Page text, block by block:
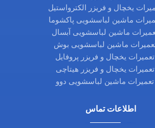
یخچال و فریزر الکترواستیل
ماشین لباسشویی پاکشوما
ماشین لباسشویی آبسال
ماشین لباسشویی بوش
تعمیرات یخچال و فریزر پروفایل
تعمیرات یخچال و فریزر هیتاچی
تعمیرات ماشین لباسشویی دوو
اطلاعات تماس